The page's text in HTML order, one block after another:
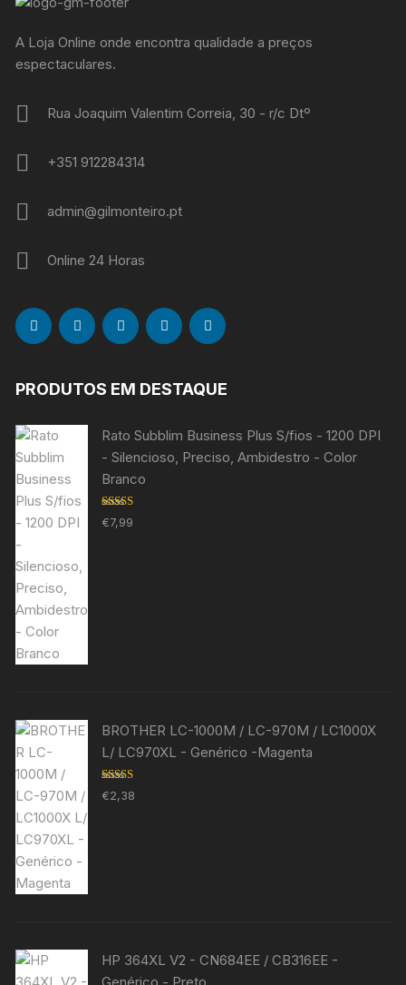
A Loja Online onde encontra qualidade a preços
espectaculares.
Rua Joaquim Valentim Correia, 30 - r/c Dtº
+351 912284314
admin@gilmonteiro.pt
Online 24 Horas
PRODUTOS EM DESTAQUE
Rato Subblim Business Plus S/fios - 1200 DPI
- Silencioso, Preciso, Ambidestro - Color
Branco
Avaliação
5.00de 5
€7,99
BROTHER LC-1000M / LC-970M / LC1000X
L/ LC970XL - Genérico -Magenta
Avaliação
5.00de 5
€2,38
HP 364XL V2 - CN684EE / CB316EE -